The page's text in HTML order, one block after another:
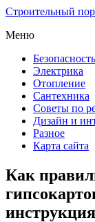
Строительный
Меню
Безопасность
Электрика
Отопление
Сантехника
Советы по
Дизайн и
Разное
Карта сайта
Как
инструкция